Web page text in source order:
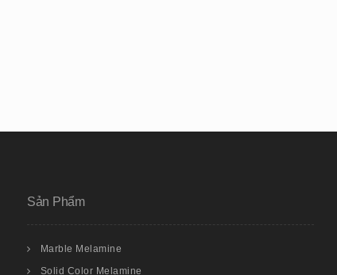
Sản Phẩm
Marble Melamine
Solid Color Melamine